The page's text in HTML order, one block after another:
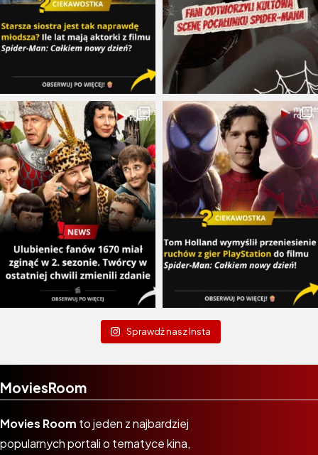
Sprawdź nasz Insta
MoviesRoom
Movies Room to jeden z najbardziej
popularnych portali o tematyce kina,